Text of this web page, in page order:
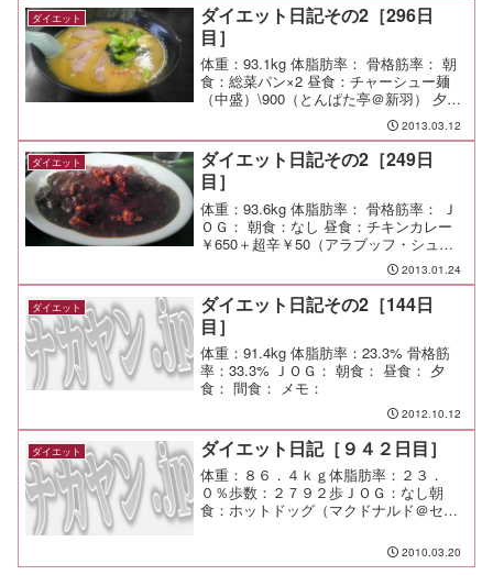
ダイエット
ダイエット日記その2［296日
目］
体重：93.1kg 体脂肪率： 骨格筋率： 朝
食：総菜パン×2 昼食：チャーシュー麺
（中盛）\900（とんぱた亭＠新羽） 夕
食：WBC見たさに仕事上がりの一杯（福
耳＠天王町） 間食： 運動： メモ：野球
ファンに囲まれると話題についていくの
が...
2013.03.12
ダイエット
ダイエット日記その2［249日
目］
体重：93.6kg 体脂肪率： 骨格筋率： Ｊ
ＯＧ： 朝食：なし 昼食：チキンカレー
￥650＋超辛￥50（アラブッフ・シュン
＠天王町）さすが超辛、後半にかけて頭
汗や目のしたの汗が止めどなく溢れてく
る。 インド人やネパール人の本格ナ
ン・カレー...
2013.01.24
ダイエット
ダイエット日記その2［144日
目］
体重：91.4kg 体脂肪率：23.3% 骨格筋
率：33.3% ＪＯＧ： 朝食： 昼食： 夕
食： 間食： メモ：
2012.10.12
ダイエット ダイエット日記［９４２日目］
体重：８６．４ｋｇ体脂肪率：２３．
０％歩数：２７９２歩ＪＯＧ：なし朝
食：ホットドッグ（マクドナルド＠セン
ト夕食：宴会間食：メモ：焼けたー ビ
ラ配りやイベントは面白かった。
2010.03.20